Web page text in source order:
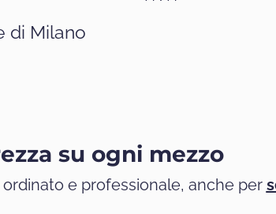
di Milano
su ogni mezzo
e professionale, anche per